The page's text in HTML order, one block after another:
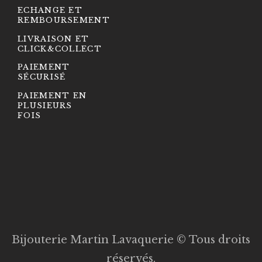
ECHANGE ET
REMBOURSEMENT
LIVRAISON ET
CLICK&COLLECT
PAIEMENT
SÉCURISÉ
PAIEMENT EN
PLUSIEURS
FOIS
Bijouterie Martin Lavaquerie © Tous droits
réservés.